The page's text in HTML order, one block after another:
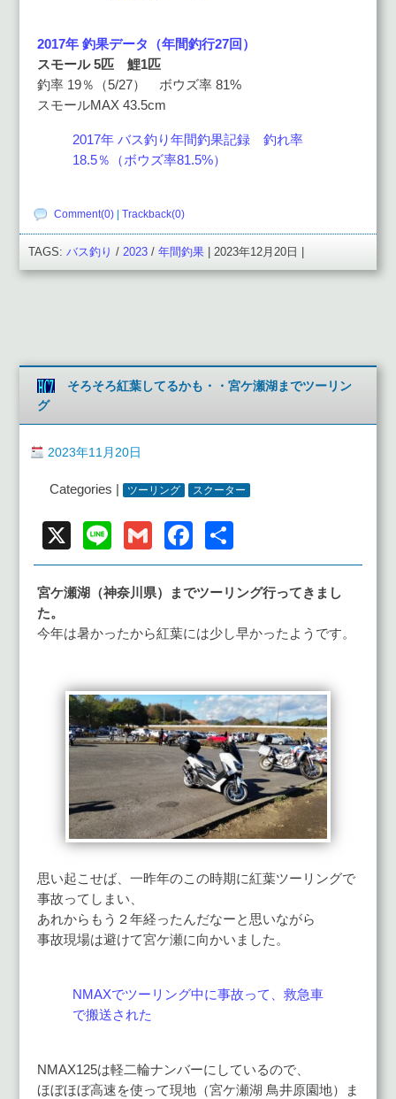
2017年 釣果データ（年間釣行27回）
スモール 5匹 鯉1匹
釣率 19％（5/27） ボウズ率 81%
スモールMAX 43.5cm
2017年 バス釣り年間釣果記録 釣れ率
18.5％（ボウズ率81.5%）
Comment(0) | Trackback(0)
TAGS: バス釣り / 2023 / 年間釣果 | 2023年12月20日 |
そろそろ紅葉してるかも・・宮ケ瀬湖までツーリン
グ
2023年11月20日
Categories | ツーリング スクーター
X LineGmailFacebook
有
宮ケ瀬湖（神奈川県）までツーリング行ってきまし
た。
今年は暑かったから紅葉には少し早かったようです。
思い起こせば、一昨年のこの時期に紅葉ツーリングで
事故ってしまい、
あれからもう２年経ったんだなーと思いながら
事故現場は避けて宮ケ瀬に向かいました。
NMAXでツーリング中に事故って、救急車
で搬送された
NMAX125は軽二輪ナンバーにしているので、
ほぼほぼ高速を使って現地（宮ケ瀬湖 鳥井原園地）ま